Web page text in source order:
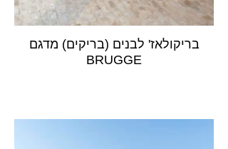
בריקולאז' לבנים (בריקים) מדגם
BRUGGE